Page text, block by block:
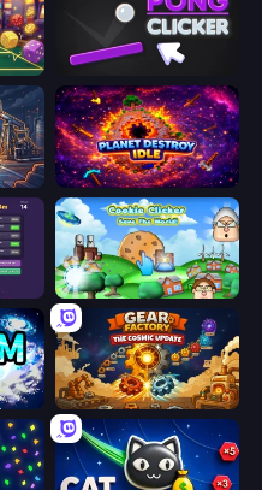
Pong Clicker
Planet Destroy Idle
Cookie Clicker Save the World
Gear Factory